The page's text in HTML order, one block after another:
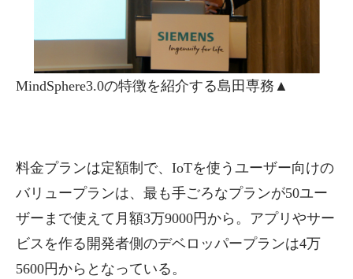
MindSphere3.0の特徴を紹介する島田専務▲
料金プランは定額制で、IoTを使うユーザー向けの
バリュープランは、最も手ごろなプランが50ユー
ザーまで使えて月額3万9000円から。アプリやサー
ビスを作る開発者側のデベロッパープランは4万
5600円からとなっている。